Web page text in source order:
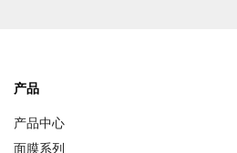
产品
产品中心
面膜系列